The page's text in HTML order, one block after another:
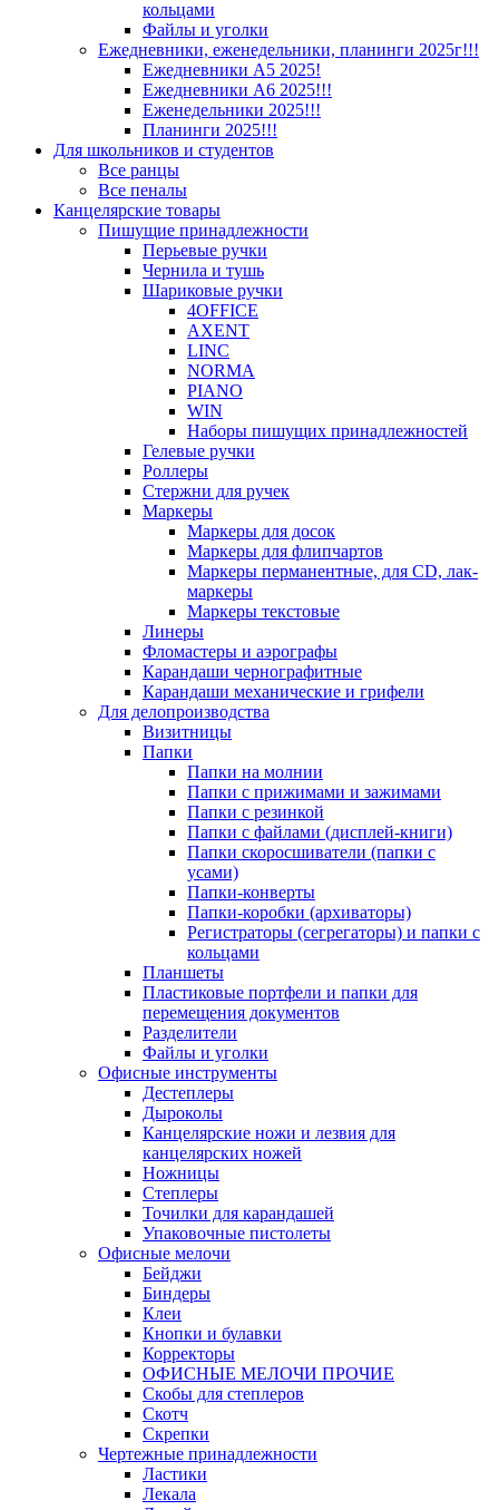
кольцами
Файлы и уголки
Ежедневники, еженедельники, планинги 2025г!!!
Ежедневники А5 2025!
Ежедневники А6 2025!!!
Еженедельники 2025!!!
Планинги 2025!!!
Для школьников и студентов
Все ранцы
Все пеналы
Канцелярские товары
Пишущие принадлежности
Перьевые ручки
Чернила и тушь
Шариковые ручки
4OFFICE
AXENT
LINC
NORMA
PIANO
WIN
Наборы пишущих принадлежностей
Гелевые ручки
Роллеры
Стержни для ручек
Маркеры
Маркеры для досок
Маркеры для флипчартов
Маркеры перманентные, для CD, лак-
маркеры
Маркеры текстовые
Линеры
Фломастеры и аэрографы
Карандаши чернографитные
Карандаши механические и грифели
Для делопроизводства
Визитницы
Папки
Папки на молнии
Папки с прижимами и зажимами
Папки с резинкой
Папки с файлами (дисплей-книги)
Папки скоросшиватели (папки с
усами)
Папки-конверты
Папки-коробки (архиваторы)
Регистраторы (сегрегаторы) и папки с
кольцами
Планшеты
Пластиковые портфели и папки для
перемещения документов
Разделители
Файлы и уголки
Офисные инструменты
Дестеплеры
Дыроколы
Канцелярские ножи и лезвия для
канцелярских ножей
Ножницы
Степлеры
Точилки для карандашей
Упаковочные пистолеты
Офисные мелочи
Бейджи
Биндеры
Клеи
Кнопки и булавки
Корректоры
ОФИСНЫЕ МЕЛОЧИ ПРОЧИЕ
Скобы для степлеров
Скотч
Скрепки
Чертежные принадлежности
Ластики
Лекала